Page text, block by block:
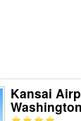
Kansai